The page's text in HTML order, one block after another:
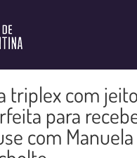
triplex com
para
com